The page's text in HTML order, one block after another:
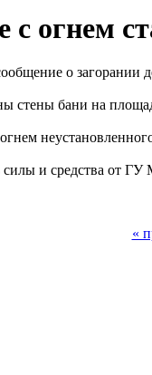
с огнем
о
стены бани на
и средства от
«